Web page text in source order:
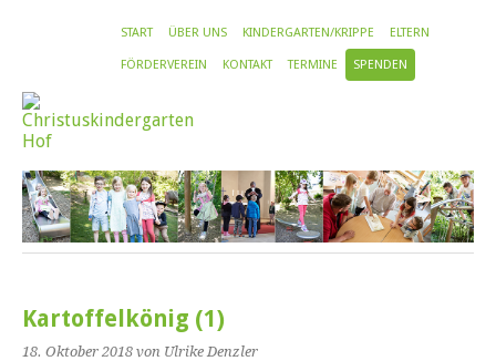
START ÜBER UNS KINDERGARTEN/KRIPPE ELTERN
FÖRDERVEREIN KONTAKT TERMINE SPENDEN
Kartoffelkönig (1)
18. Oktober 2018 von Ulrike Denzler